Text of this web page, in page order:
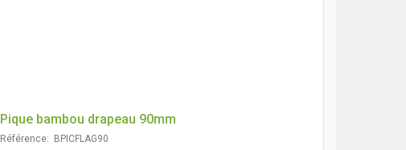
Pique bambou drapeau 90mm
Référence: BPICFLAG90